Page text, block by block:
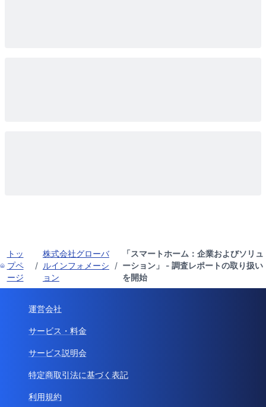
トッ
プペ
ージ
/
株式会社グローバ
ルインフォメーシ
ョン
/
「スマートホーム：企業およびソリュ
ーション」 - 調査レポートの取り扱い
を開始
運営会社
サービス・料金
サービス説明会
特定商取引法に基づく表記
利用規約